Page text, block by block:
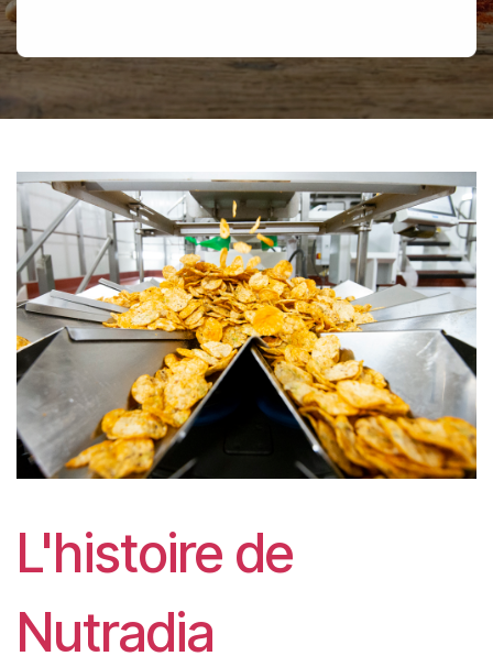
L'histoire de
Nutradia